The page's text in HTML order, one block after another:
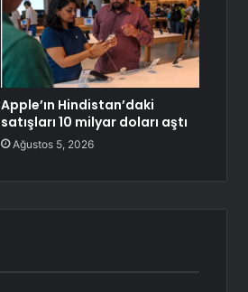
Apple’ın Hindistan’daki
satışları 10 milyar doları aştı
Ağustos 5, 2026